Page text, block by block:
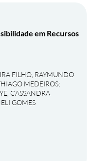
em Recursos
FILHO, RAYMUNDO
MEDEIROS;
CASSANDRA
GOMES